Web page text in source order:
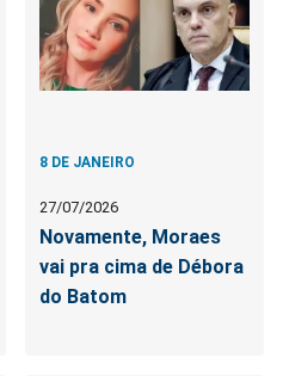
8 DE JANEIRO
27/07/2026
Novamente, Moraes
vai pra cima de Débora
do Batom